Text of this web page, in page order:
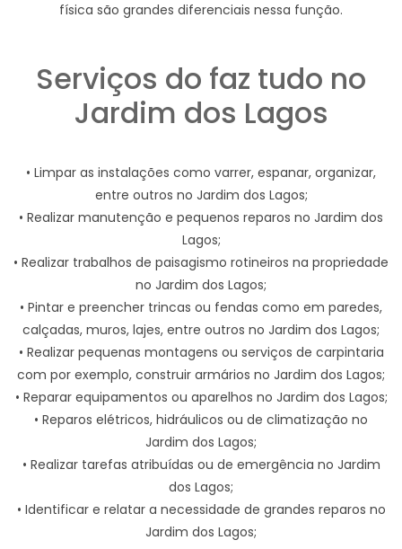
física são grandes diferenciais nessa função.
Serviços do faz tudo no
Jardim dos Lagos
• Limpar as instalações como varrer, espanar, organizar,
entre outros no Jardim dos Lagos;
• Realizar manutenção e pequenos reparos no Jardim dos
Lagos;
• Realizar trabalhos de paisagismo rotineiros na propriedade
no Jardim dos Lagos;
• Pintar e preencher trincas ou fendas como em paredes,
calçadas, muros, lajes, entre outros no Jardim dos Lagos;
• Realizar pequenas montagens ou serviços de carpintaria
com por exemplo, construir armários no Jardim dos Lagos;
• Reparar equipamentos ou aparelhos no Jardim dos Lagos;
• Reparos elétricos, hidráulicos ou de climatização no
Jardim dos Lagos;
• Realizar tarefas atribuídas ou de emergência no Jardim
dos Lagos;
• Identificar e relatar a necessidade de grandes reparos no
Jardim dos Lagos;